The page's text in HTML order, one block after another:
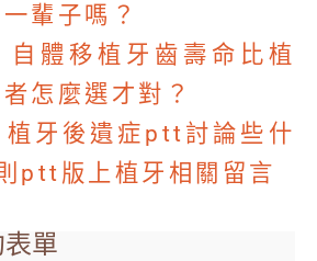
輩子嗎？
自體移植牙齒壽命比植
怎麼選才對？
植牙後遺症ptt討論些什
ptt版上植牙相關留言
單